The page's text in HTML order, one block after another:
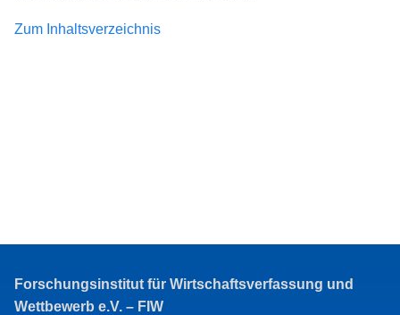
Zum Inhaltsverzeichnis
Forschungsinstitut für Wirtschaftsverfassung und
Wettbewerb e.V. – FIW